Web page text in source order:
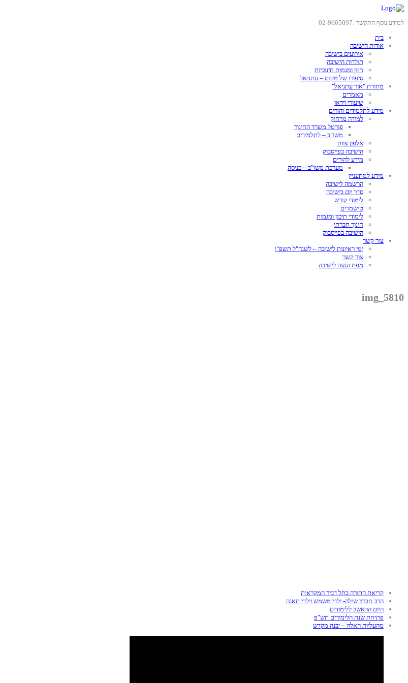
למידע נוסף התקשר :02-9605097
בית
אודות הישיבה
אירועים בישיבה
תולדות הישיבה
חזון ומגמות חינוכיות
סיפורו של מקום – עתניאל
מתורת "אור עתניאל"
מאמרים
שיעורי וידאו
מידע לתלמידים והורים
למידה מרחוק
פורטל משרד החינוך
משו"ב – לתלמידים
אלפון צוות
הישיבה בפייסבוק
מידע להורים
מערכת משו"ב – כניסה
מידע למתעניין
הרשמה לישיבה
סדר יום בישיבה
לימודי קודש
טישמרים
לימודי תיכון ומגמות
חינוך חברתי
הישיבה בפייסבוק
צור קשר
ימי ראיונות לישיבה – לשנה"ל תשפ"ו
צור קשר
מפת הגעה לישיבה
img_5810
קריאת התורה בתל דביר המקראית
הרב חברון שילה- ילדי משמש וילדי תאנה
היום הראשון ללימודים
פתיחת שנת הלימודים תש"פ
מהעליות האלה – יבנה מקדש